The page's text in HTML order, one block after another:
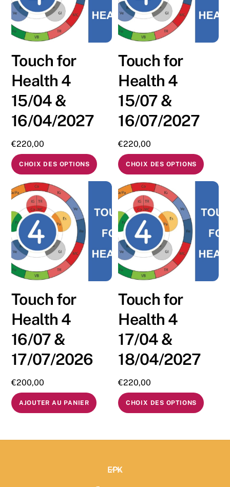
Touch for
Health 4
15/04 &
16/04/2027
€220,00
CHOIX DES OPTIONS
Touch for
Health 4
15/07 &
16/07/2027
€220,00
CHOIX DES OPTIONS
Touch for
Health 4
16/07 &
17/07/2026
€200,00
AJOUTER AU PANIER
Touch for
Health 4
17/04 &
18/04/2027
€220,00
CHOIX DES OPTIONS
Back
EPK